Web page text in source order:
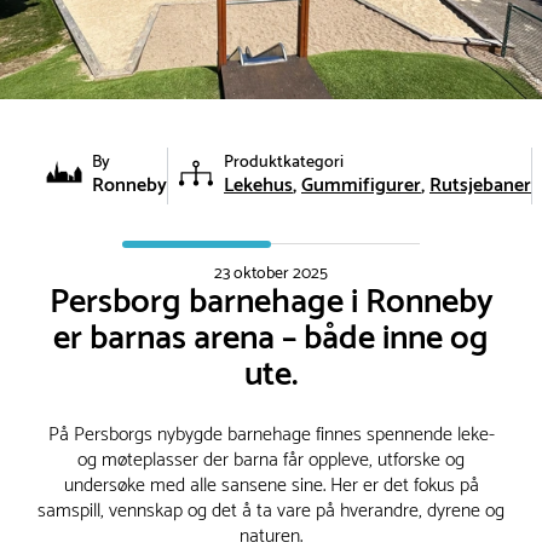
By
Ronneby
Produktkategori
Lekehus Gummifigurer Rutsjebaner
23 oktober 2025
Persborg barnehage i Ronneby
er barnas arena – både inne og
ute.
På Persborgs nybygde barnehage finnes spennende leke-
og møteplasser der barna får oppleve, utforske og
undersøke med alle sansene sine. Her er det fokus på
samspill, vennskap og det å ta vare på hverandre, dyrene og
naturen.